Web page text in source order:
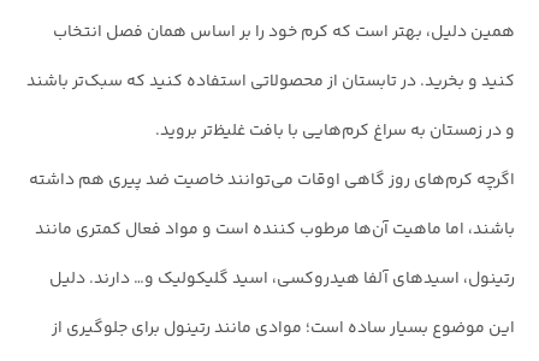
همین دلیل، بهتر است که کرم خود را بر اساس همان فصل انتخاب
کنید و بخرید. در تابستان از محصولاتی استفاده کنید که سبک‌تر باشند
و در زمستان به سراغ کرم‌هایی با بافت غلیظ‌تر بروید.
اگرچه کرم‌های روز گاهی اوقات می‌توانند خاصیت ضد پیری هم داشته
باشند، اما ماهیت آن‌ها مرطوب کننده است و مواد فعال کمتری مانند
رتینول، اسیدهای آلفا هیدروکسی، اسید گلیکولیک و… دارند. دلیل
این موضوع بسیار ساده است؛ موادی مانند رتینول برای جلوگیری از